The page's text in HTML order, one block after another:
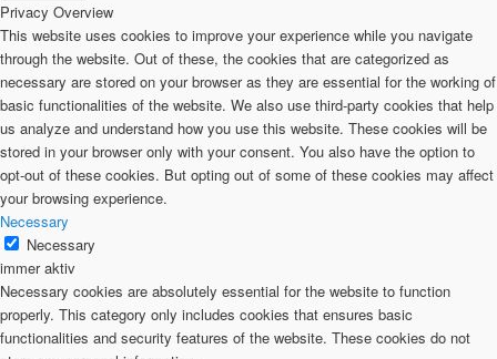
Privacy Overview
This website uses cookies to improve your experience while you navigate
through the website. Out of these, the cookies that are categorized as
necessary are stored on your browser as they are essential for the working of
basic functionalities of the website. We also use third-party cookies that help
us analyze and understand how you use this website. These cookies will be
stored in your browser only with your consent. You also have the option to
opt-out of these cookies. But opting out of some of these cookies may affect
your browsing experience.
Necessary
Necessary
immer aktiv
Necessary cookies are absolutely essential for the website to function
properly. This category only includes cookies that ensures basic
functionalities and security features of the website. These cookies do not